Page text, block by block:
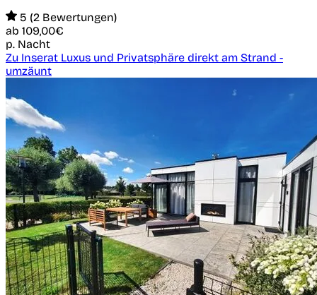
5 (2 Bewertungen)
ab 109,00€
p. Nacht
Zu Inserat Luxus und Privatsphäre direkt am Strand -
umzäunt